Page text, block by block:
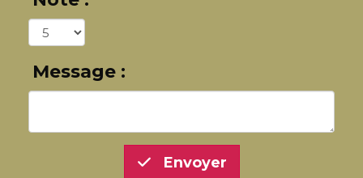
Message :
Envoyer